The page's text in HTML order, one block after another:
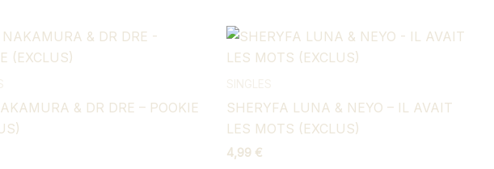
& DR DRE – POOKIE
SHERYFA LUNA & NEYO – IL AVAIT
LES MOTS (EXCLUS)
4,99 €